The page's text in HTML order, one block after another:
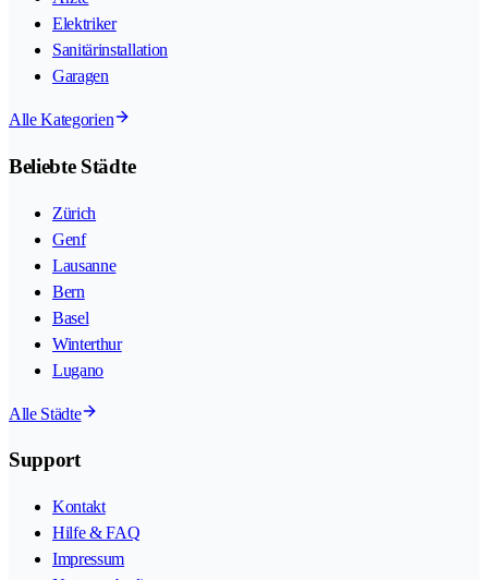
Elektriker
Sanitärinstallation
Garagen
Alle Kategorien
Beliebte Städte
Zürich
Genf
Lausanne
Bern
Basel
Winterthur
Lugano
Alle Städte
Support
Kontakt
Hilfe & FAQ
Impressum